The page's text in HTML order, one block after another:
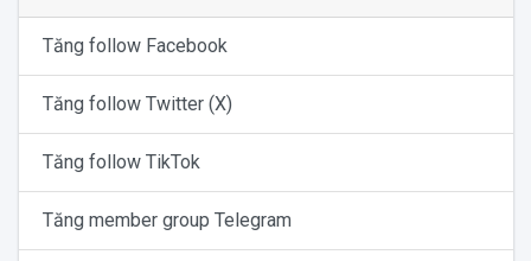
Tăng follow Facebook
Tăng follow Twitter (X)
Tăng follow TikTok
Tăng member group Telegram